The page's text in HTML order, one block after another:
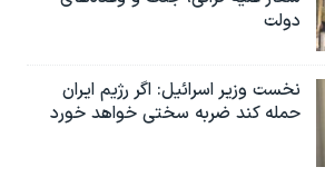
دولت
نخست وزیر اسرائيل: اگر رژیم ایران
حمله کند ضربه سختی خواهد خورد